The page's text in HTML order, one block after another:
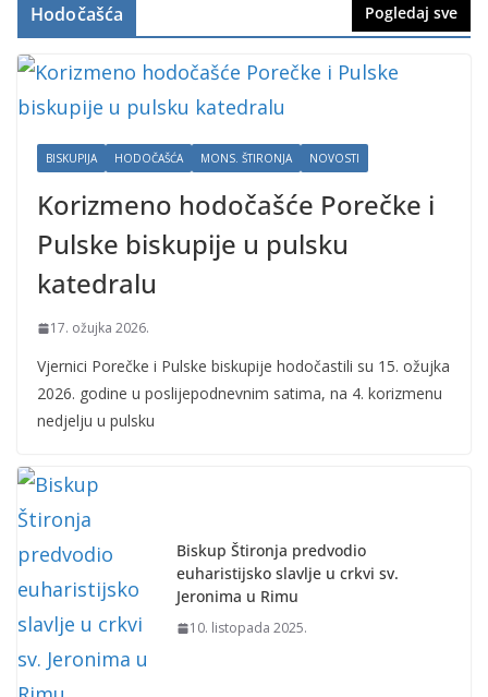
Hodočašća Pogledaj sve
BISKUPIJA HODOČAŠĆA MONS. ŠTIRONJA NOVOSTI
Korizmeno hodočašće Porečke i
Pulske biskupije u pulsku
katedralu
17. ožujka 2026.
Vjernici Porečke i Pulske biskupije hodočastili su 15. ožujka
2026. godine u poslijepodnevnim satima, na 4. korizmenu
nedjelju u pulsku
Biskup Štironja predvodio
euharistijsko slavlje u crkvi sv.
Jeronima u Rimu
10. listopada 2025.